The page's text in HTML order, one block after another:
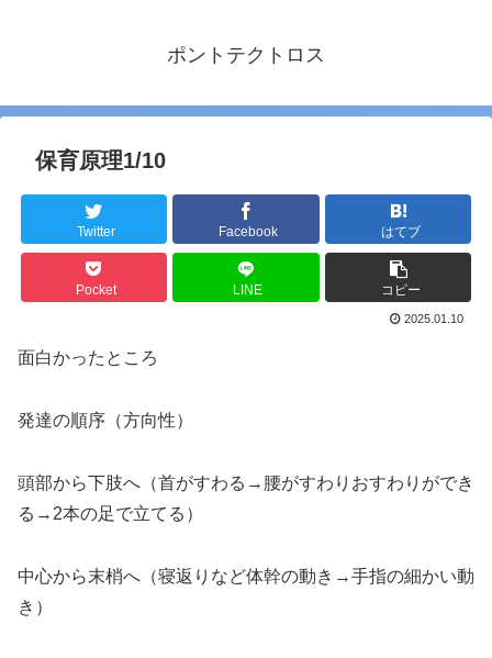
ポントテクトロス
保育原理1/10
Twitter Facebook はてブ
Pocket LINE コピー
2025.01.10
面白かったところ
発達の順序（方向性）
頭部から下肢へ（首がすわる→腰がすわりおすわりができ
る→2本の足で立てる）
中心から末梢へ（寝返りなど体幹の動き→手指の細かい動
き）